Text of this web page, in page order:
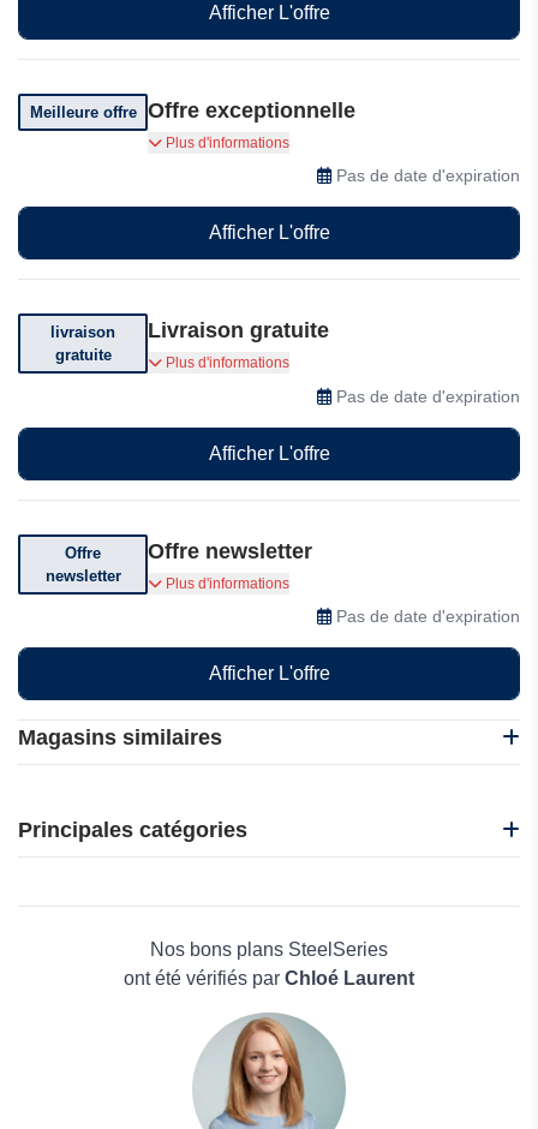
Magasins similaires
Acer
Kiatoo.com
Acasis
Principales catégories
Maison & JardinNos bons plans SteelSeries
ont été vérifiés par Chloé Laurent
Afficher L'offre
Meilleure offre Offre exceptionnelle
Offres exceptionnelles
Plus d'informations
Pas de date d'expiration
Afficher L'offre
livraison
gratuite
Livraison gratuite
Livraison gratuite. Voir conditions générales
Plus d'informations
Pas de date d'expiration
Afficher L'offre
Offre
newsletter
Offre newsletter
Abonnez-vous pour recevoir des offres
Plus d'informations
Pas de date d'expiration
Afficher L'offre